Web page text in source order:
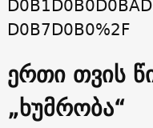
D0B7D0B0%2F
ერთი თვის
„ხუმრობა“